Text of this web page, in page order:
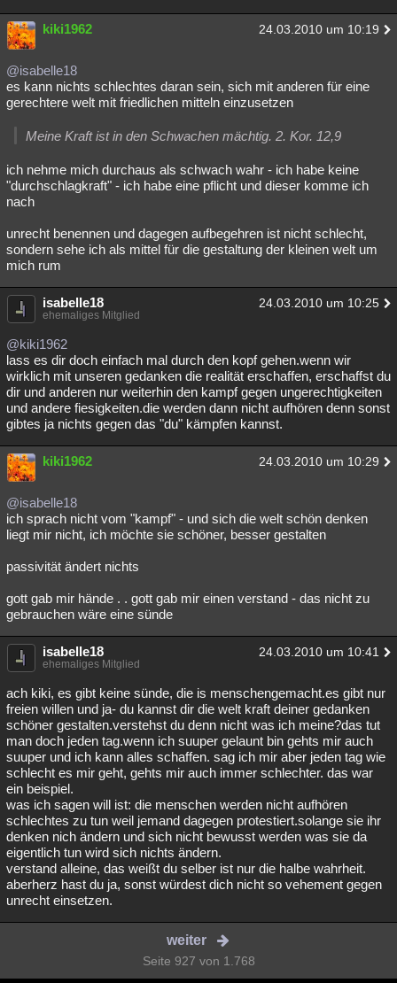
kiki1962 24.03.2010 um 10:19
@isabelle18
es kann nichts schlechtes daran sein, sich mit anderen für eine
gerechtere welt mit friedlichen mitteln einzusetzen
Meine Kraft ist in den Schwachen mächtig. 2. Kor. 12,9
ich nehme mich durchaus als schwach wahr - ich habe keine
"durchschlagkraft" - ich habe eine pflicht und dieser komme ich
nach
unrecht benennen und dagegen aufbegehren ist nicht schlecht,
sondern sehe ich als mittel für die gestaltung der kleinen welt um
mich rum
isabelle18 24.03.2010 um 10:25
ehemaliges Mitglied
@kiki1962
lass es dir doch einfach mal durch den kopf gehen.wenn wir
wirklich mit unseren gedanken die realität erschaffen, erschaffst du
dir und anderen nur weiterhin den kampf gegen ungerechtigkeiten
und andere fiesigkeiten.die werden dann nicht aufhören denn sonst
gibtes ja nichts gegen das "du" kämpfen kannst.
kiki1962 24.03.2010 um 10:29
@isabelle18
ich sprach nicht vom "kampf" - und sich die welt schön denken
liegt mir nicht, ich möchte sie schöner, besser gestalten
passivität ändert nichts
gott gab mir hände . . gott gab mir einen verstand - das nicht zu
gebrauchen wäre eine sünde
isabelle18 24.03.2010 um 10:41
ehemaliges Mitglied
ach kiki, es gibt keine sünde, die is menschengemacht.es gibt nur
freien willen und ja- du kannst dir die welt kraft deiner gedanken
schöner gestalten.verstehst du denn nicht was ich meine?das tut
man doch jeden tag.wenn ich suuper gelaunt bin gehts mir auch
suuper und ich kann alles schaffen. sag ich mir aber jeden tag wie
schlecht es mir geht, gehts mir auch immer schlechter. das war
ein beispiel.
was ich sagen will ist: die menschen werden nicht aufhören
schlechtes zu tun weil jemand dagegen protestiert.solange sie ihr
denken nich ändern und sich nicht bewusst werden was sie da
eigentlich tun wird sich nichts ändern.
verstand alleine, das weißt du selber ist nur die halbe wahrheit.
aberherz hast du ja, sonst würdest dich nicht so vehement gegen
unrecht einsetzen.
weiter
Seite 927 von 1.768